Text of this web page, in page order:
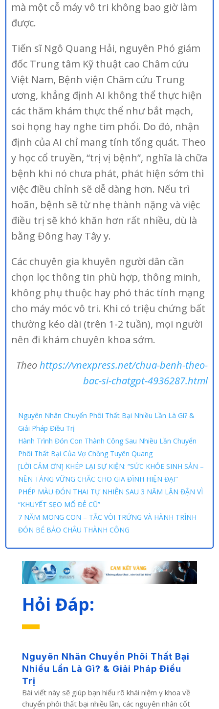
mà một cỗ máy vô tri không bao giờ làm
được.
Tiến sĩ Ngô Quang Hải, nguyên Phó giám
đốc Trung tâm Kỹ thuật cao Châm cứu
Việt Nam, Bệnh viện Châm cứu Trung
ương, khẳng định AI không thể thực hiện
các thăm khám thực thể như bắt mạch,
soi họng hay nghe tim phổi. Do đó, nhận
định của AI chỉ mang tính tổng quát. Theo
y học cổ truyền, “trị vị bệnh”, nghĩa là chữa
bệnh khi nó chưa phát, phát hiện sớm thì
việc điều chỉnh sẽ dễ dàng hơn. Nếu trì
hoãn, bệnh sẽ từ nhẹ thành nặng và việc
điều trị sẽ khó khăn hơn rất nhiều, dù là
bằng Đông hay Tây y.
Các chuyên gia khuyên người dân cần
chọn lọc thông tin phù hợp, thông minh,
không phụ thuộc hay phó thác tính mạng
cho máy móc vô tri. Khi có triệu chứng bất
thường kéo dài (trên 1-2 tuần), mọi người
nên đi khám chuyên khoa sớm.
Theohttps://vnexpress.net/chua-benh-theo-
bac-si-chatgpt-4936287.html
Nguyên Nhân Chuyển Phôi Thất Bại Nhiều Lần Là Gì? &
Giải Pháp Điều Trị
Hành Trình Đón Con Thành Công Sau Nhiều Lần Chuyển
Phôi Thất Bại Của Vợ Chồng Tuyên Quang
[LỜI CẢM ƠN] KHÉP LẠI SỰ KIỆN: “SỨC KHỎE SINH SẢN –
NỀN TẢNG VỮNG CHẮC CHO GIA ĐÌNH HIỆN ĐẠI”
PHÉP MÀU ĐÓN THAI TỰ NHIÊN SAU 3 NĂM LẬN ĐẬN VÌ
“KHUYẾT SẸO MỔ ĐẺ CŨ”
7 NĂM MONG CON – TẮC VÒI TRỨNG VÀ HÀNH TRÌNH
ĐÓN BÉ BẢO CHÂU THÀNH CÔNG
Hỏi Đáp:
Nguyên Nhân Chuyển Phôi Thất Bại
Nhiều Lần Là Gì? & Giải Pháp Điều
Trị
Bài viết này sẽ giúp bạn hiểu rõ khái niệm y khoa về
chuyển phôi thất bại nhiều lần, các nguyên nhân cốt